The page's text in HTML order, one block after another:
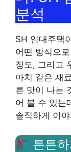
분석
SH 임대주택
어떤 방식으
징도, 그리고
마치 같은 재
른 맛이 나는
어 볼 수 있는
솔직하게 이
튼튼